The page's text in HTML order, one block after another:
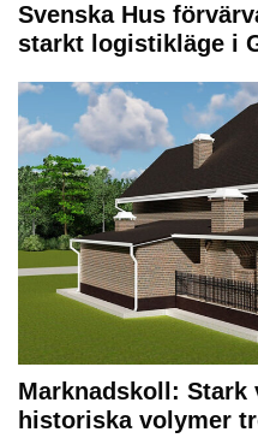
Svenska Hus
starkt logistikläge i
Marknadskoll: Stark
historiska volymer